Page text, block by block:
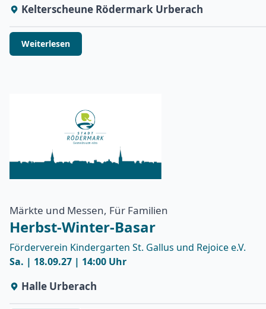
Kelterscheune Rödermark Urberach
Weiterlesen
Märkte und Messen, Für Familien
Herbst-Winter-Basar
Förderverein Kindergarten St. Gallus und Rejoice e.V.
Sa. | 18.09.27 | 14:00 Uhr
Halle Urberach